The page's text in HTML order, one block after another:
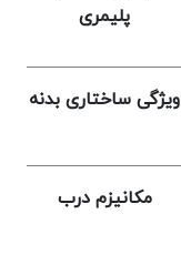
پلیمری
ویژگی ساختاری بدنه
مکانیزم درب